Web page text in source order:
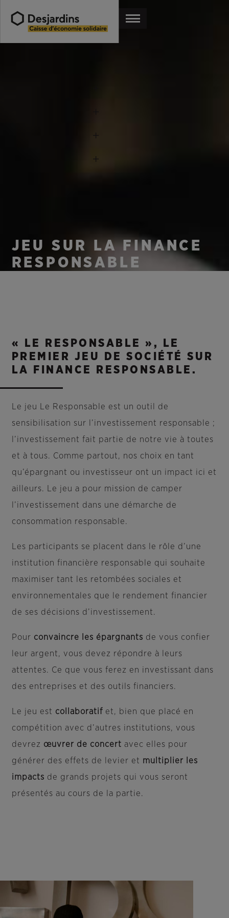
JEU SUR LA FINANCE
RESPONSABLE
« LE RESPONSABLE », LE
PREMIER JEU DE SOCIÉTÉ SUR
LA FINANCE RESPONSABLE.
Le jeu Le Responsable est un outil de
sensibilisation sur l’investissement responsable ;
l’investissement fait partie de notre vie à toutes
et à tous. Comme partout, nos choix en tant
qu’épargnant ou investisseur ont un impact ici et
ailleurs. Le jeu a pour mission de camper
l’investissement dans une démarche de
consommation responsable.
Les participants se placent dans le rôle d’une
institution financière responsable qui souhaite
maximiser tant les retombées sociales et
environnementales que le rendement financier
de ses décisions d’investissement.
Pour convaincre les épargnants de vous confier
leur argent, vous devez répondre à leurs
attentes. Ce que vous ferez en investissant dans
des entreprises et des outils financiers.
Le jeu est collaboratif et, bien que placé en
compétition avec d’autres institutions, vous
devrez œuvrer de concert avec elles pour
générer des effets de levier et multiplier les
impacts de grands projets qui vous seront
présentés au cours de la partie.